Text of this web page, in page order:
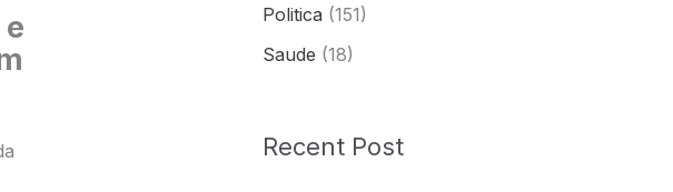
Politica (151)
Saude (18)
Recent Post